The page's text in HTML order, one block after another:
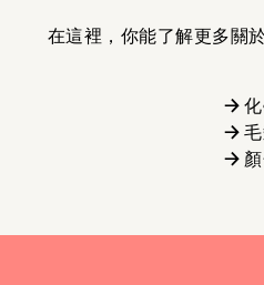
在這裡，你能了解更多關
→ 化
→ 毛
→ 顏